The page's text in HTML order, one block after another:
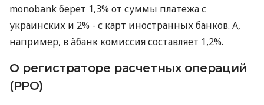
monobank берет 1,3% от суммы платежа с
украинских и 2% - с карт иностранных банков. А,
например, в àбанк комиссия составляет 1,2%.
О регистраторе расчетных операций
(РРО)